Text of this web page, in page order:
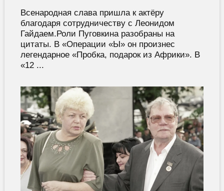
Всенародная слава пришла к актёру
благодаря сотрудничеству с Леонидом
Гайдаем.Роли Пуговкина разобраны на
цитаты. В «Операции «Ы» он произнес
легендарное «Пробка, подарок из Африки». В
«12 ...